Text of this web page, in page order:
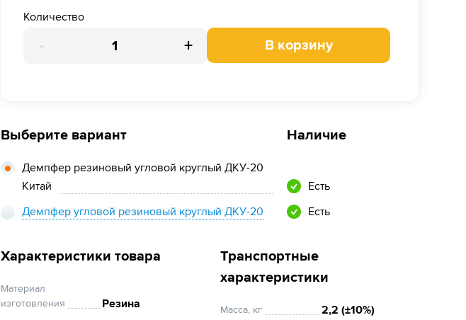
Количество
- + В корзину
Выберите вариант Наличие
Демпфер резиновый угловой круглый ДКУ-20
Китай
Есть
Демпфер угловой резиновый круглый ДКУ-20
Есть
Характеристики товара
Материал
изготовления
Резина
Транспортные
характеристики
Масса, кг 2,2 (±10%)